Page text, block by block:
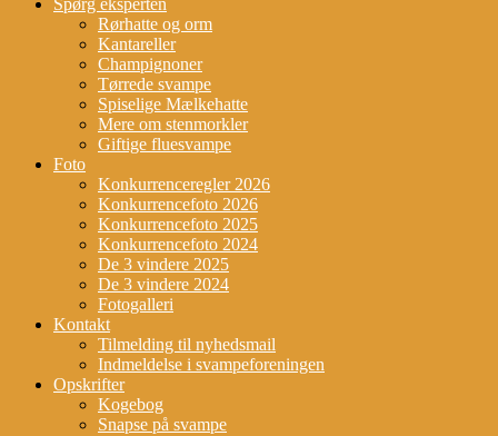
Spørg eksperten
Rørhatte og orm
Kantareller
Champignoner
Tørrede svampe
Spiselige Mælkehatte
Mere om stenmorkler
Giftige fluesvampe
Foto
Konkurrenceregler 2026
Konkurrencefoto 2026
Konkurrencefoto 2025
Konkurrencefoto 2024
De 3 vindere 2025
De 3 vindere 2024
Fotogalleri
Kontakt
Tilmelding til nyhedsmail
Indmeldelse i svampeforeningen
Opskrifter
Kogebog
Snapse på svampe